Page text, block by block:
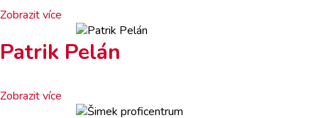
Zobrazit více
Patrik Pelán
Zobrazit více